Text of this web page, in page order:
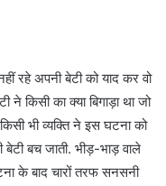
रहे अपनी बेटी को याद कर वो
ने किसी का क्या बिगाड़ा था जो
भी व्यक्ति ने इस घटना को
बेटी बच जाती. भीड़-भाड़ वाले
के बाद चारों तरफ सनसनी